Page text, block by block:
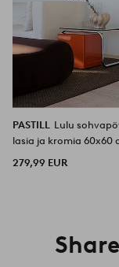
PASTILL
Lulu
lasia ja kromia 60x60
279,99 EUR